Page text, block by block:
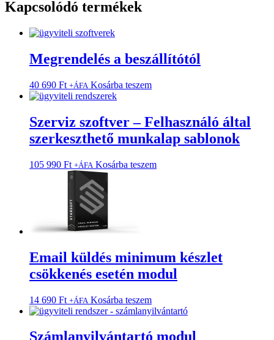
Kapcsolódó termékek
Megrendelés a beszállítótól
40 690 Ft +ÁFA Kosárba teszem
Szerviz szoftver – Felhasználó által
szerkeszthető munkalap sablonok
105 990 Ft +ÁFA Kosárba teszem
Email küldés minimum készlet
csökkenés esetén modul
14 690 Ft +ÁFA Kosárba teszem
Számlanyilvántartó modul